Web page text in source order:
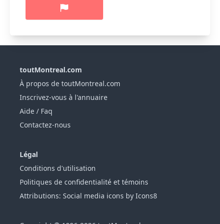
toutMontreal.com
À propos de toutMontreal.com
Inscrivez-vous à l'annuaire
Aide / Faq
Contactez-nous
Légal
Conditions d'utilisation
Politiques de confidentialité et témoins
Attributions: Social media icons by Icons8